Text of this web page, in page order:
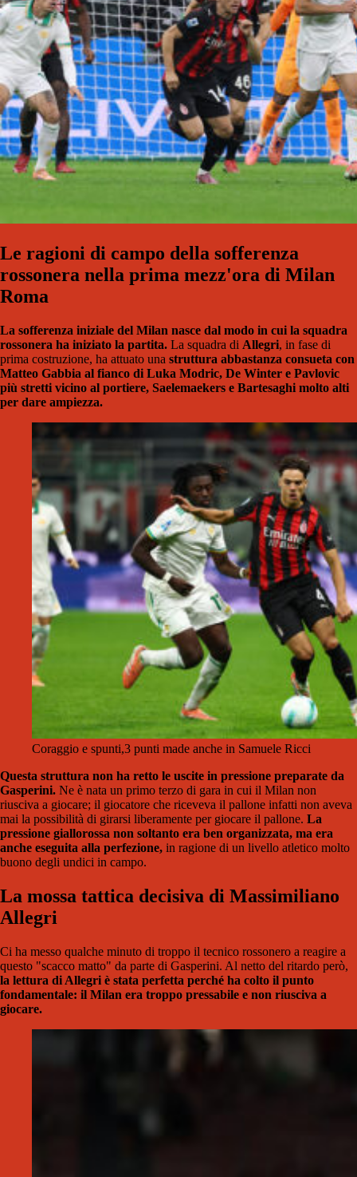
Le ragioni di campo della sofferenza
rossonera nella prima mezz'ora di Milan
Roma
La sofferenza iniziale del Milan nasce dal modo in cui la squadra
rossonera ha iniziato la partita. La squadra di Allegri, in fase di
prima costruzione, ha attuato una struttura abbastanza consueta con
Matteo Gabbia al fianco di Luka Modric, De Winter e Pavlovic
più stretti vicino al portiere, Saelemaekers e Bartesaghi molto alti
per dare ampiezza.
Coraggio e spunti,3 punti made anche in Samuele Ricci
Questa struttura non ha retto le uscite in pressione preparate da
Gasperini. Ne è nata un primo terzo di gara in cui il Milan non
riusciva a giocare; il giocatore che riceveva il pallone infatti non aveva
mai la possibilità di girarsi liberamente per giocare il pallone. La
pressione giallorossa non soltanto era ben organizzata, ma era
anche eseguita alla perfezione, in ragione di un livello atletico molto
buono degli undici in campo.
La mossa tattica decisiva di Massimiliano
Allegri
Ci ha messo qualche minuto di troppo il tecnico rossonero a reagire a
questo "scacco matto" da parte di Gasperini. Al netto del ritardo però,
la lettura di Allegri è stata perfetta perché ha colto il punto
fondamentale: il Milan era troppo pressabile e non riusciva a
giocare.